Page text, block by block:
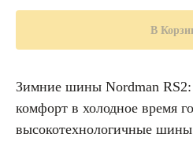
В
Зимние шины Nordman RS2:
комфорт в холодное время
высокотехнологичные